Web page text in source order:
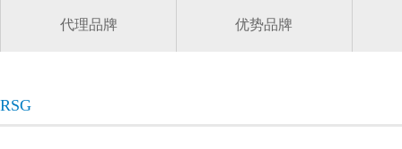
代理品牌 优势品牌
RSG